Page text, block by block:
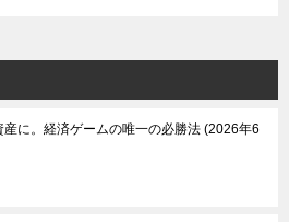
産に。経済ゲームの唯一の必勝法 2026年6